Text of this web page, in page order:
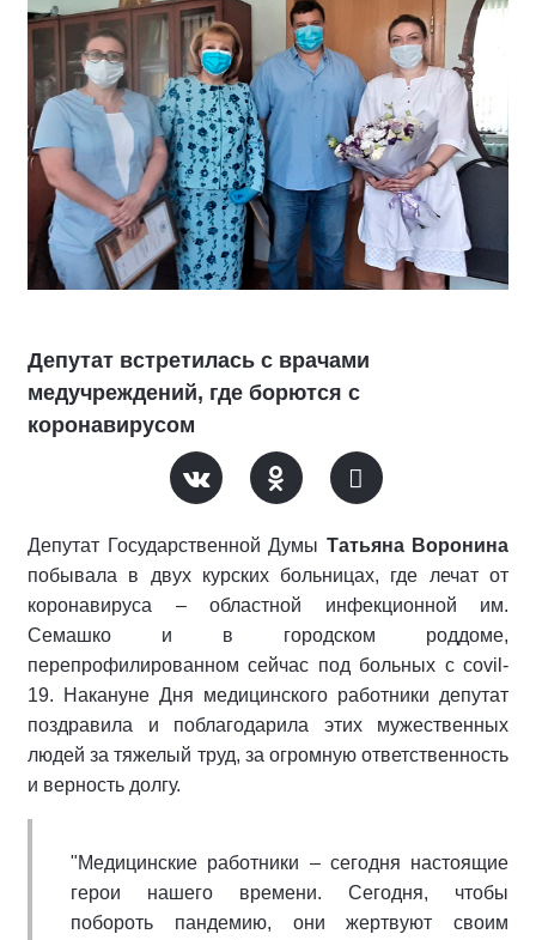
Депутат встретилась с врачами
медучреждений, где борются с
коронавирусом
Депутат Государственной Думы Татьяна Воронина
побывала в двух курских больницах, где лечат от
коронавируса – областной инфекционной им.
Семашко и в городском роддоме,
перепрофилированном сейчас под больных с covil-
19. Накануне Дня медицинского работники депутат
поздравила и поблагодарила этих мужественных
людей за тяжелый труд, за огромную ответственность
и верность долгу.
"Медицинские работники – сегодня настоящие
герои нашего времени. Сегодня, чтобы
побороть пандемию, они жертвуют своим